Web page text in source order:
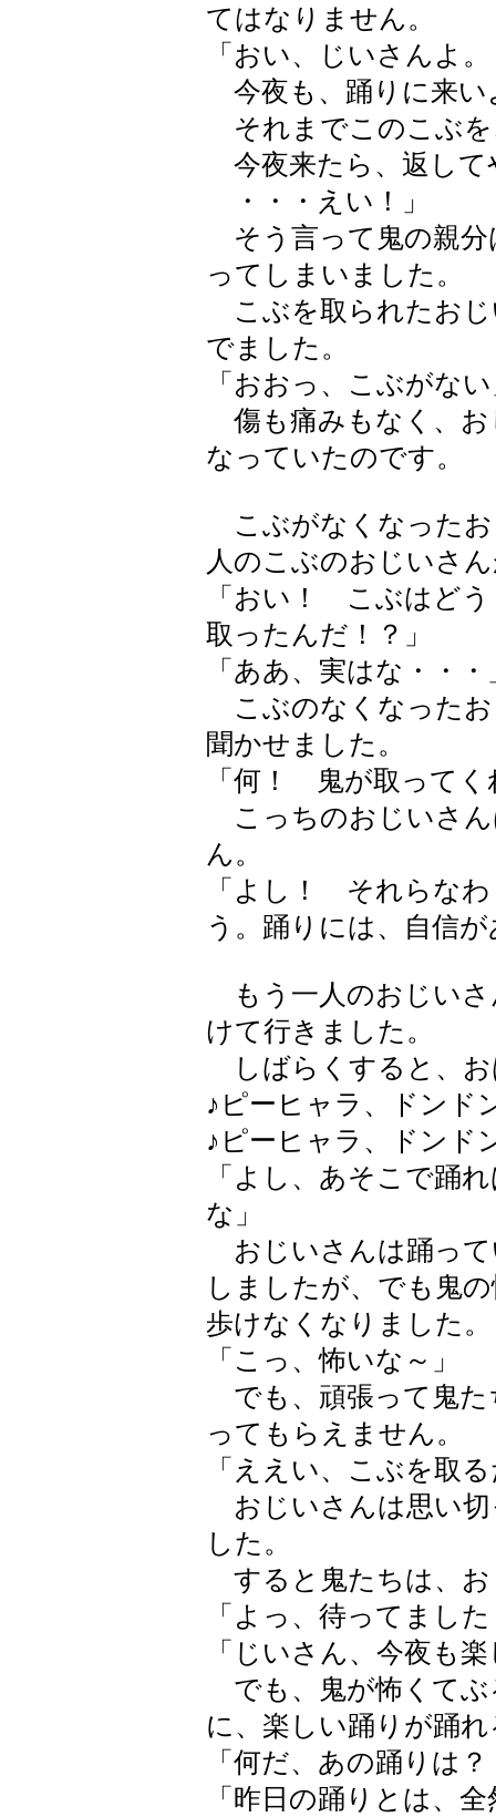
てはなりません。
「おい、じいさんよ。
今夜も、踊りに来い
それまでこのこぶを
今夜来たら、返して
・・・えい！」
そう言って鬼の親分
ってしまいました。
こぶを取られたおじ
でました。
「おおっ、こぶがな
傷も痛みもなく、お
なっていたのです。
こぶがなくなったお
人のこぶのおじいさ
「おい！ こぶはど
取ったんだ！？」
「ああ、実はな・・・
こぶのなくなったお
聞かせました。
「何！ 鬼が取ってく
こっちのおじいさ
ん。
「よし！ それらな
う。踊りには、自信
もう一人のおじいさ
けて行きました。
しばらくすると、お
♪ピーヒャラ、ドンド
♪ピーヒャラ、ドンド
「よし、あそこで踊
な」
おじいさんは踊って
しましたが、でも鬼
歩けなくなりました。
「こっ、怖いな～」
でも、頑張って鬼た
ってもらえません。
「ええい、こぶを取
おじいさんは思い切
した。
すると鬼たちは、お
「よっ、待ってまし
「じいさん、今夜も
でも、鬼が怖くてぶ
に、楽しい踊りが踊
「何だ、あの踊りは
「昨日の踊りとは、